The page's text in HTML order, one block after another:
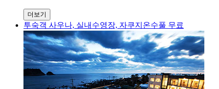
더보기
투숙객 사우나, 실내수영장, 자쿠지온수풀 무료